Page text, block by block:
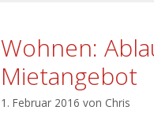
Wohnen:
Mietangebot
1. Februar 2016 von Chris